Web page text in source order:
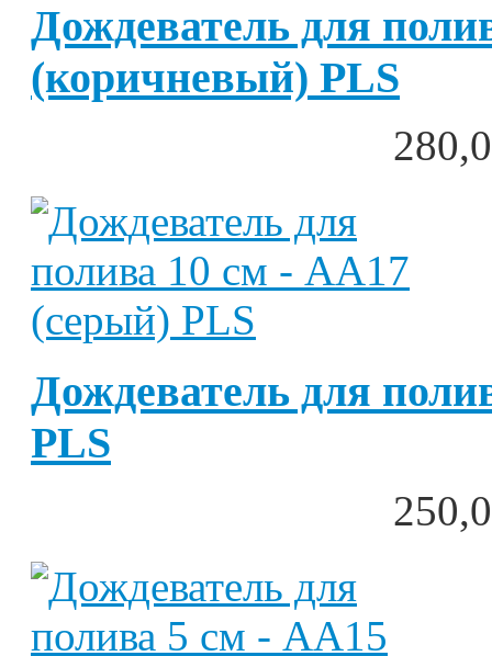
Дождеватель для
(коричневый) PLS
Дождеватель для
PLS